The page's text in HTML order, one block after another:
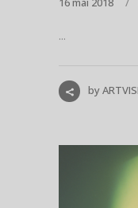
...
by